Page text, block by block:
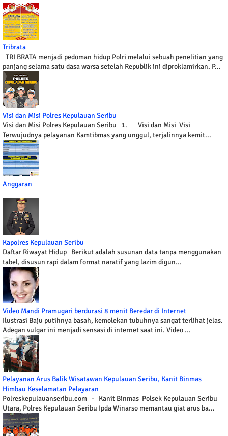
Tribrata
TRI BRATA menjadi pedoman hidup Polri melalui sebuah penelitian yang
panjang selama satu dasa warsa setelah Republik ini diproklamirkan. P...
Visi dan Misi Polres Kepulauan Seribu
Visi dan Misi Polres Kepulauan Seribu 1. Visi dan Misi Visi
Terwujudnya pelayanan Kamtibmas yang unggul, terjalinnya kemit...
Anggaran
Kapolres Kepulauan Seribu
Daftar Riwayat Hidup Berikut adalah susunan data tanpa menggunakan
tabel, disusun rapi dalam format naratif yang lazim digun...
Video Mandi Pramugari berdurasi 8 menit Beredar di Internet
Ilustrasi Baju putihnya basah, kemolekan tubuhnya sangat terlihat jelas.
Adegan vulgar ini menjadi sensasi di internet saat ini. Video ...
Pelayanan Arus Balik Wisatawan Kepulauan Seribu, Kanit Binmas
Himbau Keselamatan Pelayaran
Polreskepulauanseribu.com - Kanit Binmas Polsek Kepulauan Seribu
Utara, Polres Kepulauan Seribu Ipda Winarso memantau giat arus ba...